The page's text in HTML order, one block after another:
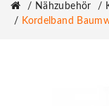
Nähzubehör
Kordelband